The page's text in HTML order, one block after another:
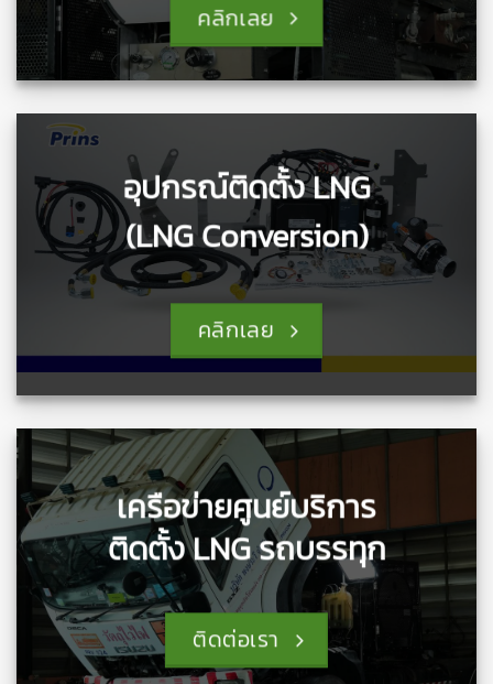
คลิกเลย
อุปกรณ์ติดตั้ง LNG
(LNG Conversion)
คลิกเลย
เครือข่ายศูนย์บริการ
ติดตั้ง LNG รถบรรทุก
ติดต่อเรา